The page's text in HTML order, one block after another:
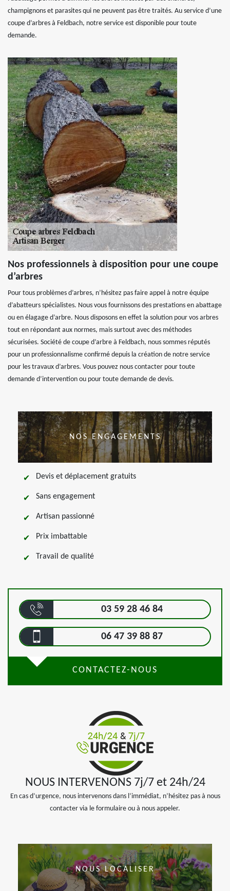
champignons et parasites qui ne peuvent pas être traités. Au service d’une
coupe d’arbres à Feldbach, notre service est disponible pour toute
demande.
Nos professionnels à disposition pour une coupe
d’arbres
Pour tous problèmes d’arbres, n’hésitez pas faire appel à notre équipe
d’abatteurs spécialistes. Nous vous fournissons des prestations en abattage
ou en élagage d’arbre. Nous disposons en effet la solution pour vos arbres
tout en répondant aux normes, mais surtout avec des méthodes
sécurisées. Société de coupe d’arbre à Feldbach, nous sommes réputés
pour un professionnalisme confirmé depuis la création de notre service
pour les travaux d’arbres. Vous pouvez nous contacter pour toute
demande d’intervention ou pour toute demande de devis.
NOS ENGAGEMENTS
Devis et déplacement gratuits
Sans engagement
Artisan passionné
Prix imbattable
Travail de qualité
03 59 28 46 84
06 47 39 88 87
CONTACTEZ-NOUS
NOUS INTERVENONS 7j/7 et 24h/24
En cas d’urgence, nous intervenons dans l’immédiat, n’hésitez pas à nous
contacter via le formulaire ou à nous appeler.
NOUS LOCALISER